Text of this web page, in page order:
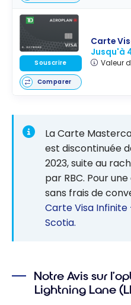
Carte
Jusqu'à
Valeur
Souscrire
Comparer
La Carte
est discontinuée
2023, suite au
par RBC. Pour
sans frais de
Carte Visa Infinite
Scotia.
Notre Avis sur
Lightning Lane